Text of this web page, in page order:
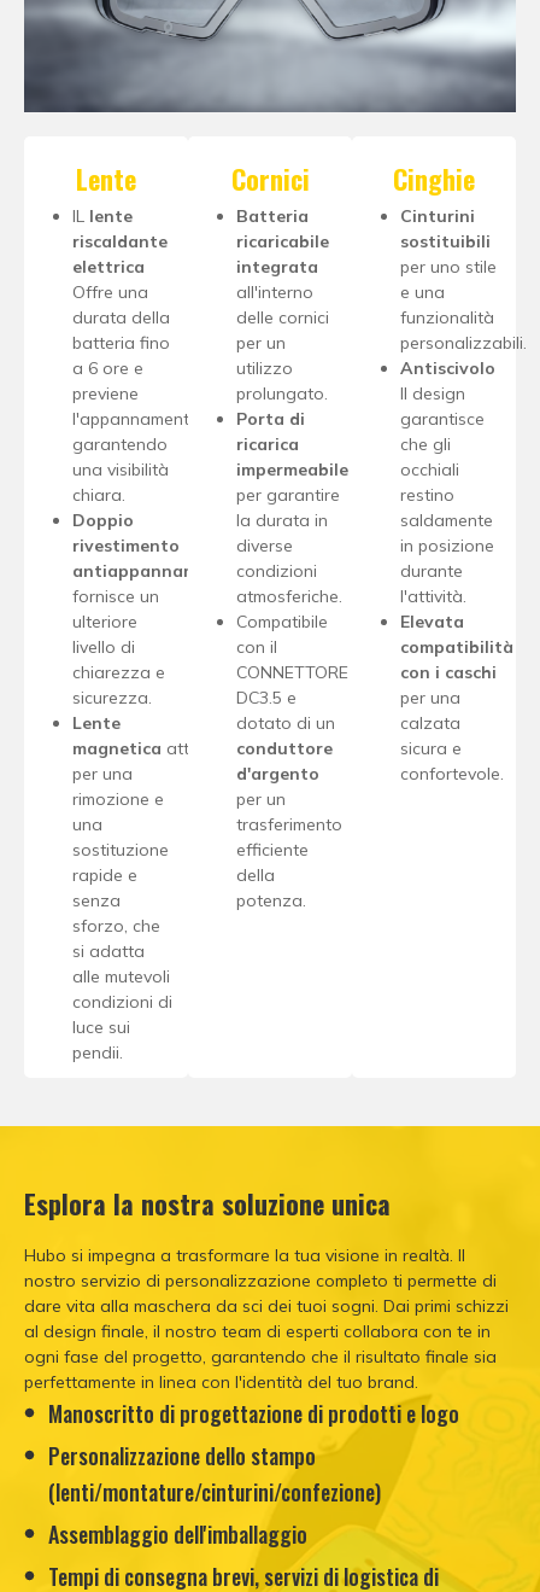
Lente
IL lente
riscaldante
elettrica
Offre una
durata della
batteria fino
a 6 ore e
previene
l'appannamento,
garantendo
una visibilità
chiara.
Doppio
rivestimento
antiappannamento
fornisce un
ulteriore
livello di
chiarezza e
sicurezza.
Lente
magnetica attacco
per una
rimozione e
una
sostituzione
rapide e
senza
sforzo, che
si adatta
alle mutevoli
condizioni di
luce sui
pendii.
Cornici
Batteria
ricaricabile
integrata
all'interno
delle cornici
per un
utilizzo
prolungato.
Porta di
ricarica
impermeabile
per garantire
la durata in
diverse
condizioni
atmosferiche.
Compatibile
con il
CONNETTORE
DC3.5 e
dotato di un
conduttore
d'argento
per un
trasferimento
efficiente
della
potenza.
Cinghie
Cinturini
sostituibili
per uno stile
e una
funzionalità
personalizzabili.
Antiscivolo
Il design
garantisce
che gli
occhiali
restino
saldamente
in posizione
durante
l'attività.
Elevata
compatibilità
con i caschi
per una
calzata
sicura e
confortevole.
Esplora la nostra soluzione unica
Hubo si impegna a trasformare la tua visione in realtà. Il
nostro servizio di personalizzazione completo ti permette di
dare vita alla maschera da sci dei tuoi sogni. Dai primi schizzi
al design finale, il nostro team di esperti collabora con te in
ogni fase del progetto, garantendo che il risultato finale sia
perfettamente in linea con l'identità del tuo brand.
Manoscritto di progettazione di prodotti e logo
Personalizzazione dello stampo
(lenti/montature/cinturini/confezione)
Assemblaggio dell'imballaggio
Tempi di consegna brevi, servizi di logistica di